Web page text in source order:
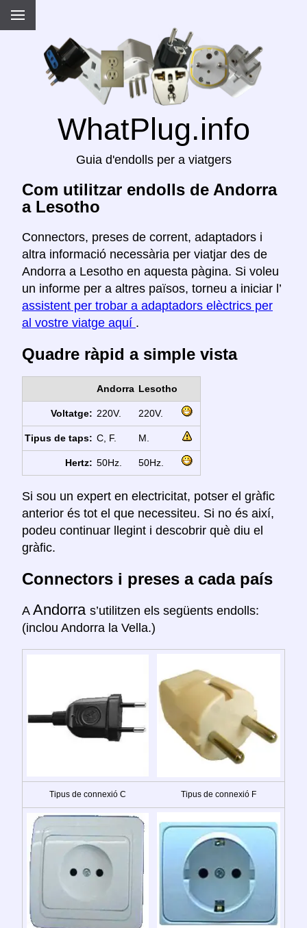
WhatPlug.info
Guia d'endolls per a viatgers
Com utilitzar endolls de Andorra
a Lesotho
Connectors, preses de corrent, adaptadors i
altra informació necessària per viatjar des de
Andorra a Lesotho en aquesta pàgina. Si voleu
un informe per a altres països, torneu a iniciar l’
assistent per trobar a adaptadors elèctrics per
al vostre viatge aquí .
Quadre ràpid a simple vista
Andorra Lesotho
Voltatge: 220V. 220V.
Tipus de taps: C, F. M.
Hertz: 50Hz. 50Hz.
Si sou un expert en electricitat, potser el gràfic
anterior és tot el que necessiteu. Si no és així,
podeu continuar llegint i descobrir què diu el
gràfic.
Connectors i preses a cada país
A Andorra s’utilitzen els següents endolls:
(inclou Andorra la Vella.)
Tipus de connexió C Tipus de connexió F